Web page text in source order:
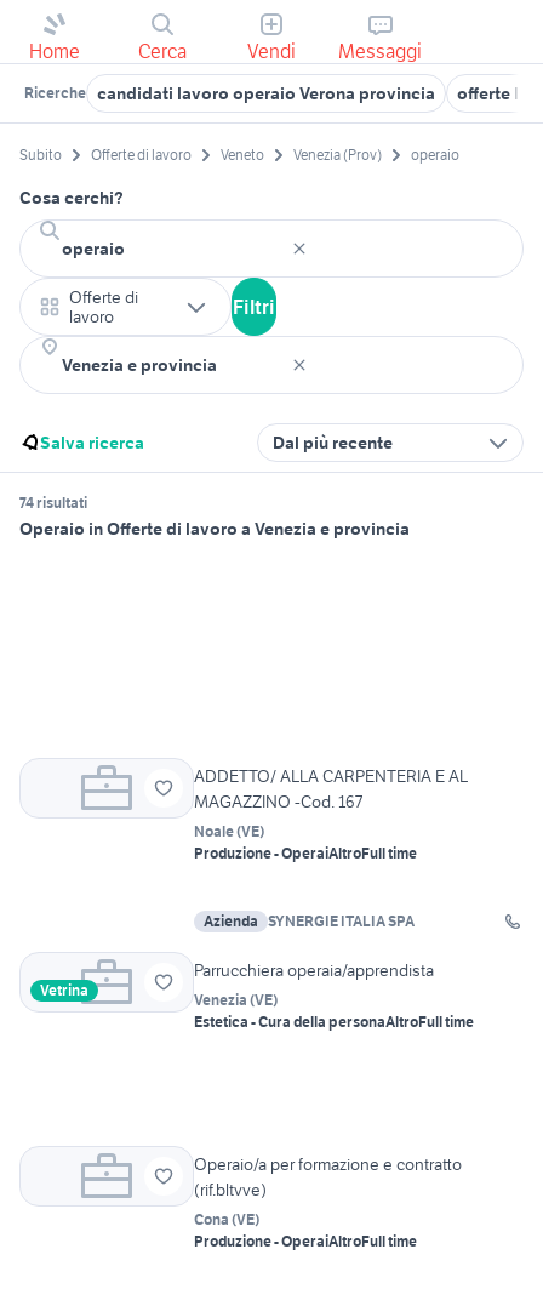
Home Cerca Vendi Messaggi
Ricerche candidati lavoro operaio Verona provincia offerte
Subito Offerte di lavoro Veneto Venezia (Prov) operaio
Cosa cerchi?
Offerte di
lavoro
Filtri
Salva ricerca Dal più recente
74 risultati
Operaio in Offerte di lavoro a Venezia e provincia
ADDETTO/ ALLA CARPENTERIA E AL
MAGAZZINO -Cod. 167
Noale(VE)
Produzione - OperaiAltroFull time
Azienda SYNERGIE ITALIA SPA
Vetrina
Parrucchiera operaia/apprendista
Venezia (VE)
Estetica - Cura della personaAltroFull time
Operaio/a per formazione e contratto
(rif.bltvve)
Cona (VE)
Produzione - OperaiAltroFull time